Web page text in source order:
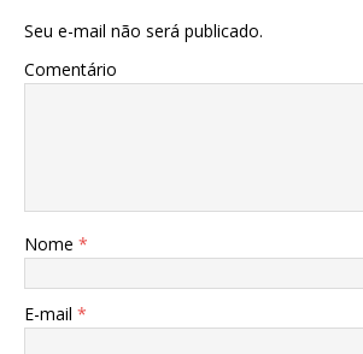
Seu e-mail não será publicado.
Comentário
Nome *
E-mail *